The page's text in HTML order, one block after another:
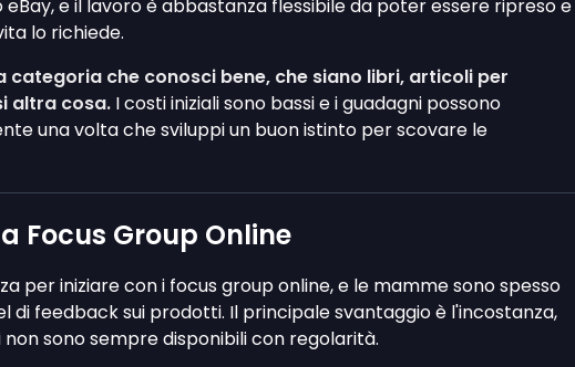
eBay, e il lavoro è abbastanza flessibile da poter essere ripreso e
lo richiede.
categoria che conosci bene, che siano libri, articoli per
altra cosa. I costi iniziali sono bassi e i guadagni possono
una volta che sviluppi un buon istinto per scovare le
Focus Group Online
per iniziare con i focus group online, e le mamme sono spesso
di feedback sui prodotti. Il principale svantaggio è l'incostanza,
sono sempre disponibili con regolarità.